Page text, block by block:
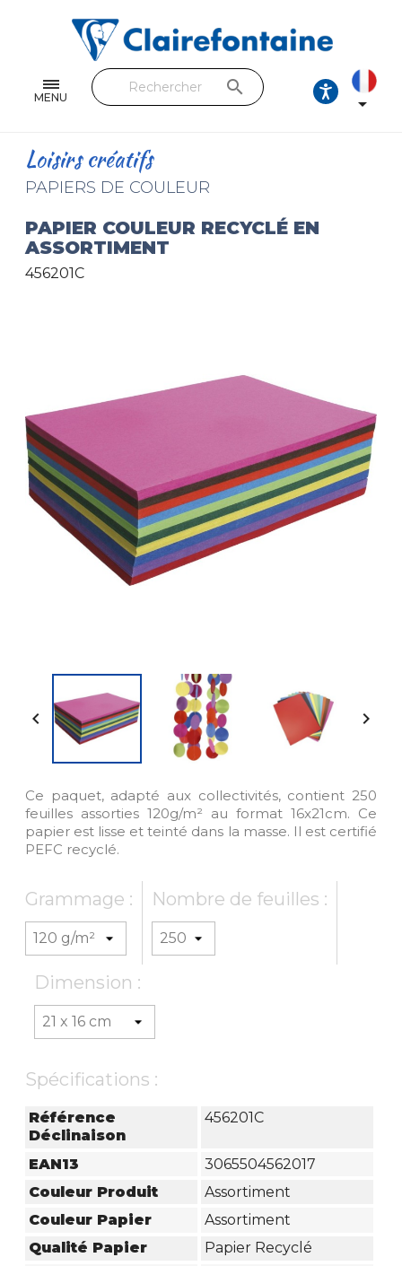
MENU
Feuilles & Copies
Beaux-arts & Dessin
Loisirs créatifs
Cuir & trousses
search

Loisirs créatifs
PAPIERS DE COULEUR
PAPIER COULEUR RECYCLÉ EN
ASSORTIMENT
456201C
 
Ce paquet, adapté aux collectivités, contient 250
feuilles assorties 120g/m² au format 16x21cm. Ce
papier est lisse et teinté dans la masse. Il est certifié
PEFC recyclé.
Grammage : Nombre de feuilles :
Dimension :
Spécifications :
Référence
Déclinaison
456201C
EAN13
3065504562017
Couleur Produit
Assortiment
Couleur Papier
Assortiment
Qualité Papier
Papier Recyclé